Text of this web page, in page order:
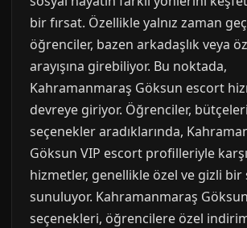
bir fırsat. Özellikle yalnız zaman
öğrenciler, bazen arkadaşlık veya
arayışına girebiliyor. Bu noktada,
Kahramanmaraş Göksun escort
devreye giriyor. Öğrenciler,
seçenekler aradıklarında,
Göksun VIP escort profilleriyle
hizmetler, genellikle özel ve gizli bir
sunuluyor. Kahramanmaraş
seçenekleri, öğrencilere özel